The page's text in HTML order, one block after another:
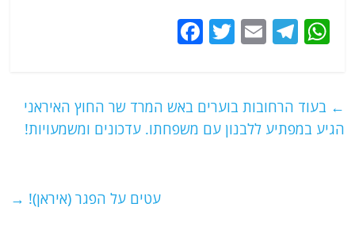
W
s
A
T
g
ra
E
l
T
er
e
b
← בעוד הרחובות בוערים באש המרד שר החוץ האיראני
הגיע במפתיע ללבנון עם משפחתו. עדכונים ומשמעויות!
עטים על הפגר (איראן)! →